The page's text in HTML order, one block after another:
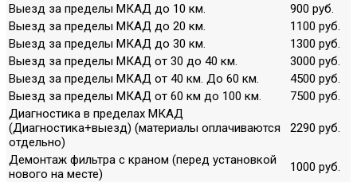
Выезд за пределы МКАД до 10 км.
900 руб.
Выезд за пределы МКАД до 20 км.
1100 руб.
Выезд за пределы МКАД до 30 км.
1300 руб.
Выезд за пределы МКАД от 30 до 40 км.
3000 руб.
Выезд за пределы МКАД от 40 км. До 60 км.
4500 руб.
Выезд за пределы МКАД от 60 км до 100 км.
7500 руб.
Диагностика в пределах МКАД
(Диагностика+выезд) (материалы оплачиваются
отдельно)
2290 руб.
Демонтаж фильтра с краном (перед установкой
нового на месте)
1000 руб.